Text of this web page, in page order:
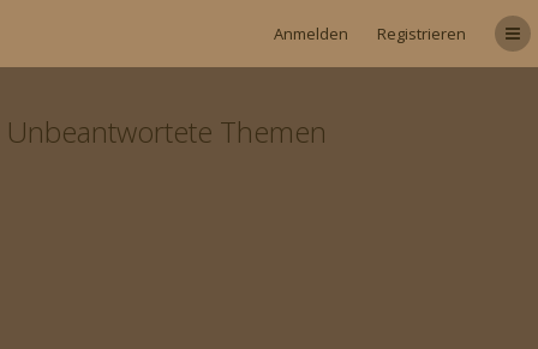
Anmelden Registrieren
Unbeantwortete Themen